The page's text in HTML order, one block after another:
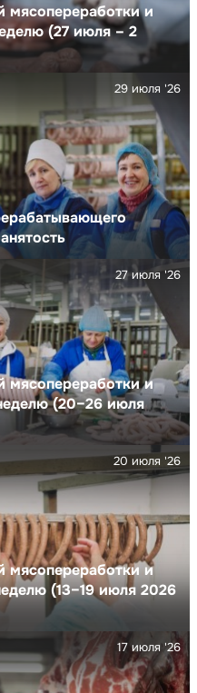
мясопереработки и
(27 июля – 2
29 июля '26
мясопереработки и
(20–26 июля
27 июля '26
мясопереработки и
(13–19 июля 2026
20 июля '26
17 июля '26